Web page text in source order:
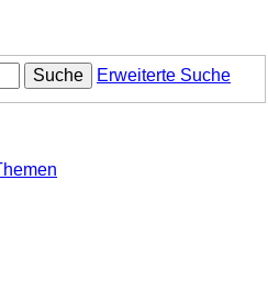
Suche Erweiterte Suche